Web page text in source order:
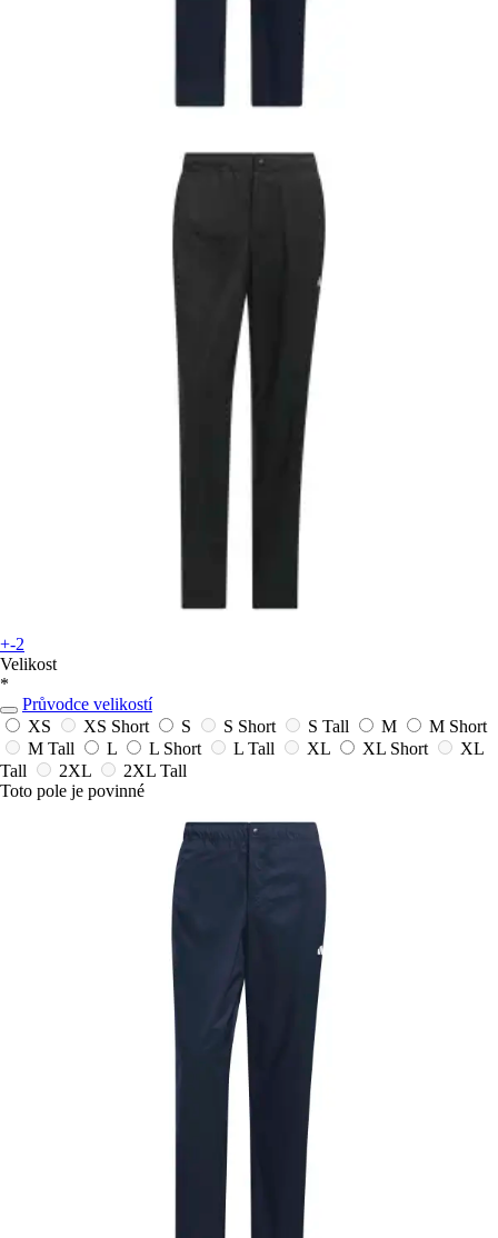
+-2
Velikost
*
Průvodce velikostí
XS
XS Short S S Short S Tall M
M Short
M Tall
L L Short L Tall XL XL Short
XL
Tall
2XL
2XL Tall
Toto pole je povinné